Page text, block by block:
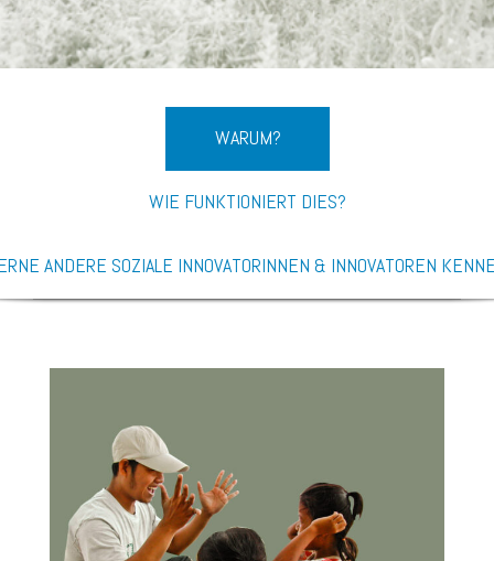
WARUM?
WIE FUNKTIONIERT DIES?
ANDERE SOZIALE INNOVATORINNEN & INNOVATOREN